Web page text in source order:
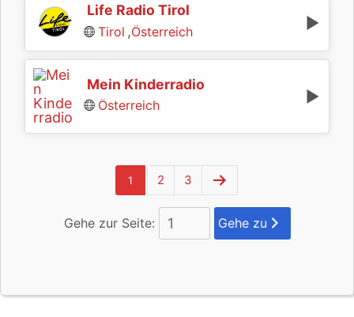
Life Radio Tirol
Tirol ,Österreich
Mein Kinderradio
Österreich
1 2 3
Gehe zur Seite: Gehe zu